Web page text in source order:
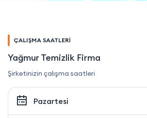
ÇALIŞMA SAATLERİ
Yağmur Temizlik Firma
Şirketinizin çalışma saatleri
Pazartesi